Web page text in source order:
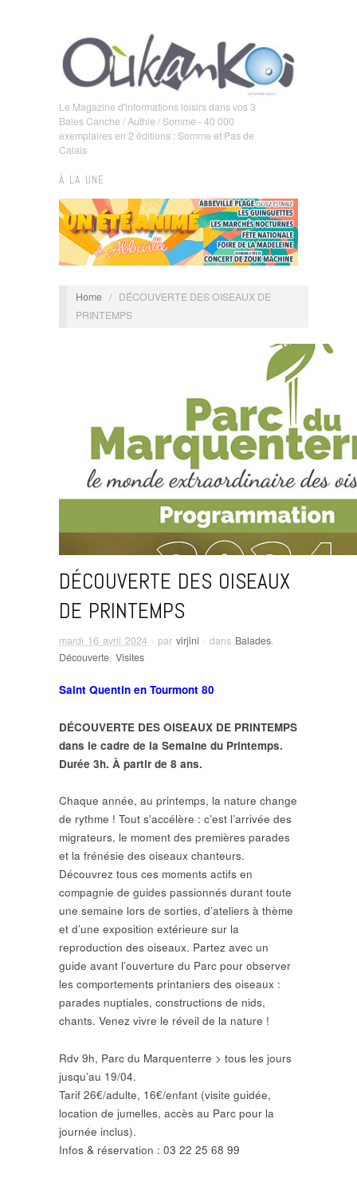
Le Magazine d'informations loisirs dans vos 3
Baies Canche / Authie / Somme - 40 000
exemplaires en 2 éditions : Somme et Pas de
Calais
À LA UNE
Home / DÉCOUVERTE DES OISEAUX DE
PRINTEMPS
DÉCOUVERTE DES OISEAUX
DE PRINTEMPS
mardi 16 avril 2024 · par virjini · dans Balades,
Découverte, Visites
Saint Quentin en Tourmont 80
DÉCOUVERTE DES OISEAUX DE PRINTEMPS
dans le cadre de la Semaine du Printemps.
Durée 3h. À partir de 8 ans.
Chaque année, au printemps, la nature change
de rythme ! Tout s’accélère : c’est l’arrivée des
migrateurs, le moment des premières parades
et la frénésie des oiseaux chanteurs.
Découvrez tous ces moments actifs en
compagnie de guides passionnés durant toute
une semaine lors de sorties, d’ateliers à thème
et d’une exposition extérieure sur la
reproduction des oiseaux. Partez avec un
guide avant l’ouverture du Parc pour observer
les comportements printaniers des oiseaux :
parades nuptiales, constructions de nids,
chants. Venez vivre le réveil de la nature !
Rdv 9h, Parc du Marquenterre > tous les jours
jusqu’au 19/04.
Tarif 26€/adulte, 16€/enfant (visite guidée,
location de jumelles, accès au Parc pour la
journée inclus).
Infos & réservation : 03 22 25 68 99